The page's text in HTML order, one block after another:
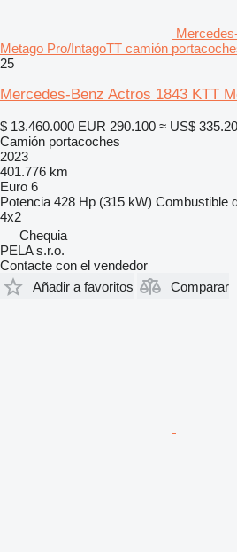
Metago Pro/IntagoTT camión
25
Mercedes-Benz Actros 1843 KTT
$ 13.460.000 EUR 290.100 ≈ US$
Camión portacoches
2023
401.776 km
Euro 6
Potencia 428 Hp (315 kW) Combustible
4x2
Chequia
PELA s.r.o.
Contacte con el vendedor
Añadir a favoritos
Comparar